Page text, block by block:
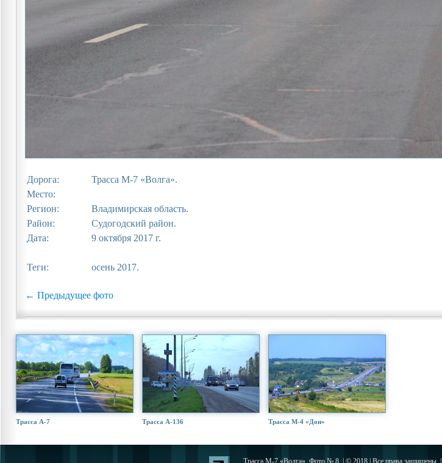
Дорога:
Трасса М-7 «Волга».
Место:
Регион:
Владимирская область.
Район:
Судогодский район.
Дата:
9 октября 2017 г.
Теги: осень 2017.
← Предыдущее фото
Трасса А-7 Трасса А-136 Трасса М-4 «Дон»
Трасса М-7 «Волга». Фото № 8. | © 2018 | Все права защищены. |